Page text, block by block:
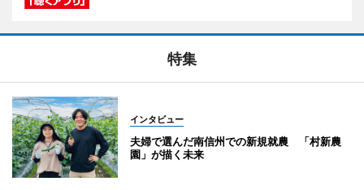
特集
インタビュー
夫婦で選んだ南信州での新規就農 「村新農
園」が描く未来